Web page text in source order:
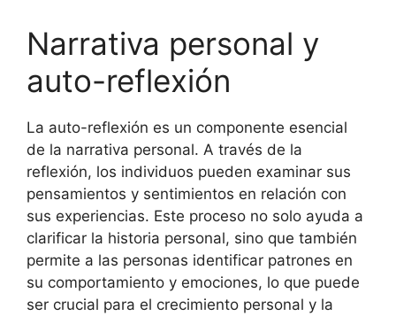
Narrativa personal y
auto-reflexión
La auto-reflexión es un componente esencial
de la narrativa personal. A través de la
reflexión, los individuos pueden examinar sus
pensamientos y sentimientos en relación con
sus experiencias. Este proceso no solo ayuda a
clarificar la historia personal, sino que también
permite a las personas identificar patrones en
su comportamiento y emociones, lo que puede
ser crucial para el crecimiento personal y la